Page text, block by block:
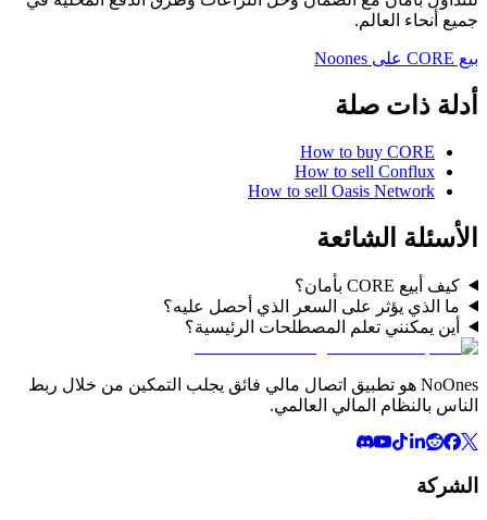
جميع أنحاء العالم.
بيع CORE على Noones
أدلة ذات صلة
How to buy CORE
How to sell Conflux
How to sell Oasis Network
الأسئلة الشائعة
كيف أبيع CORE بأمان؟
ما الذي يؤثر على السعر الذي أحصل عليه؟
أين يمكنني تعلم المصطلحات الرئيسية؟
NoOnes هو تطبيق اتصال مالي فائق يجلب التمكين من خلال ربط
الناس بالنظام المالي العالمي.
الشركة